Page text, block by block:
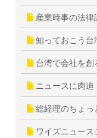
産業時事の法
知っておこう
台湾で会社を
ニュースに肉迫
総経理のちょっ
ワイズニュー